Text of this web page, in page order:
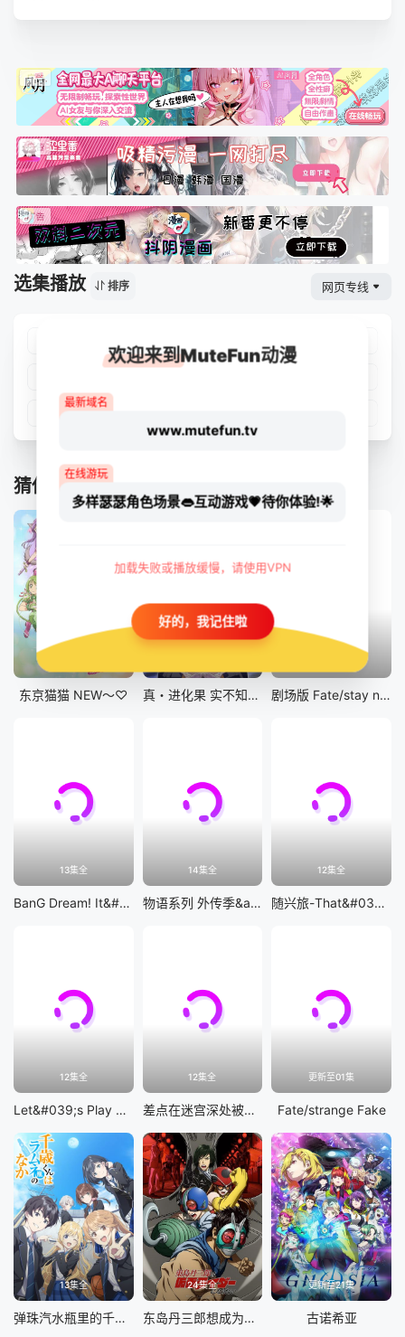
选集播放 排序 网页专线
第09集
猜你喜欢
东京猫猫 NEW～♡ 真・进化果 实不知不觉踏上胜利的人生 剧场版 Fate/stay night [Heaven&#039;s Feel] III.spring song
13集全
BanG Dream! It&#039;s MyGO!!!!!
14集全
物语系列 外传季&amp;怪物季
12集全
随兴旅-That&#039;s Journey-
12集全
Let&#039;s Play 充满挑战的人生
12集全
差点在迷宫深处被信任的伙伴杀掉，但靠着天赐技能「无限扭蛋」获得等级9999的伙伴，我要向前队友和世界展开复仇&amp;「给他们好看！」
更新至01集
Fate/strange Fake
13集全
弹珠汽水瓶里的千岁同学
24集全
东岛丹三郎想成为假面骑士
更新至21集
古诺希亚
欢迎来到MuteFun动漫
最新域名
www.mutefun.tv
在线游玩
多样瑟瑟角色场景👄互动游戏💗待你体验!🌟
加载失败或播放缓慢，请使用VPN
好的，我记住啦